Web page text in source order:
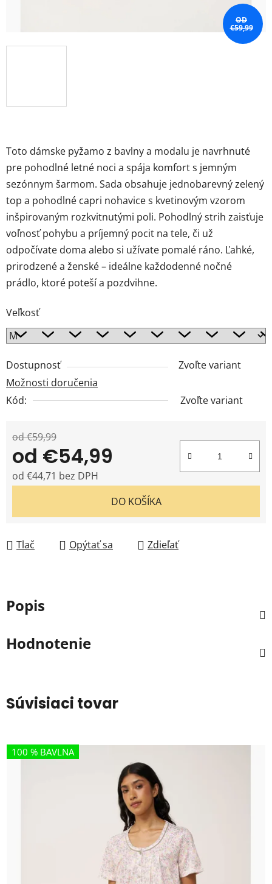
Toto dámske pyžamo z bavlny a modalu je navrhnuté
pre pohodlné letné noci a spája komfort s jemným
sezónnym šarmom. Sada obsahuje jednobarevný zelený
top a pohodlné capri nohavice s kvetinovým vzorom
inšpirovaným rozkvitnutými poli. Pohodlný strih zaisťuje
voľnosť pohybu a príjemný pocit na tele, či už
odpočívate doma alebo si užívate pomalé ráno. Ľahké,
prirodzené a ženské – ideálne každodenné nočné
prádlo, ktoré poteší a pozdvihne.
Veľkosť
Dostupnosť
Zvoľte variant
Možnosti doručenia
Kód:
Zvoľte variant
od €59,99
od €54,99
od €44,71 bez DPH
DO KOŠÍKA
Tlač Opýtať sa Zdieľať
OD
€59,99
Popis
Hodnotenie
Súvisiaci tovar
100 % BAVLNA